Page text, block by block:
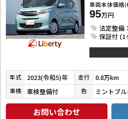
車両本体価格(
95万円
法定整備
保証付 (1
年式 2023(令和5)年 走行 0.8万km
車検 車検整備付 色
お問い合わせ